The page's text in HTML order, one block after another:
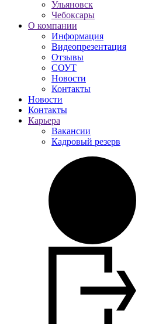
Ульяновск
Чебоксары
О компании
Информация
Видеопрезентация
Отзывы
СОУТ
Новости
Контакты
Новости
Контакты
Карьера
Вакансии
Кадровый резерв